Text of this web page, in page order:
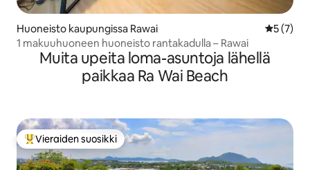
Huoneisto kaupungissa Rawai
5 (7)
1 makuuhuoneen huoneisto rantakadulla – Rawai
Muita upeita loma-asuntoja lähellä
paikkaa Ra Wai Beach
Vieraiden suosikkien parhaimmistoa
Vieraiden suosikki